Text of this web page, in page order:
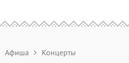
Афиша Концерты